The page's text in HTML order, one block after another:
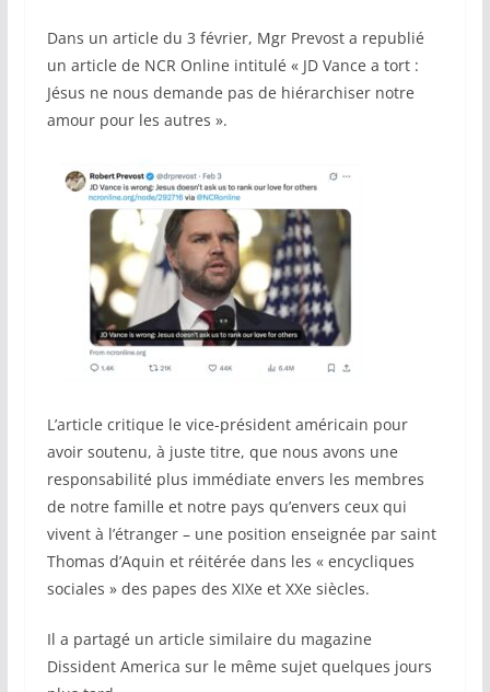
Dans un article du 3 février, Mgr Prevost a republié
un article de NCR Online intitulé « JD Vance a tort :
Jésus ne nous demande pas de hiérarchiser notre
amour pour les autres ».
L’article critique le vice-président américain pour
avoir soutenu, à juste titre, que nous avons une
responsabilité plus immédiate envers les membres
de notre famille et notre pays qu’envers ceux qui
vivent à l’étranger – une position enseignée par saint
Thomas d’Aquin et réitérée dans les « encycliques
sociales » des papes des XIXe et XXe siècles.
Il a partagé un article similaire du magazine
Dissident America sur le même sujet quelques jours